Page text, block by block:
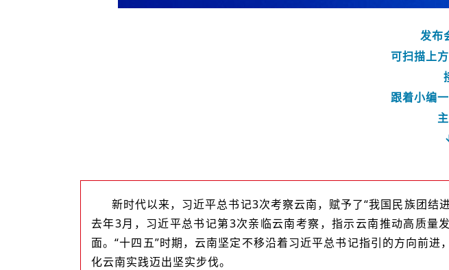
发布
可扫描上
跟着小编
新时代以来，习近平总书记3次考察云南，赋予了“我国民族团结
去年3月，习近平总书记第3次亲临云南考察，指示云南推动高质量
面。“十四五”时期，云南坚定不移沿着习近平总书记指引的方向前
化云南实践迈出坚实步伐。